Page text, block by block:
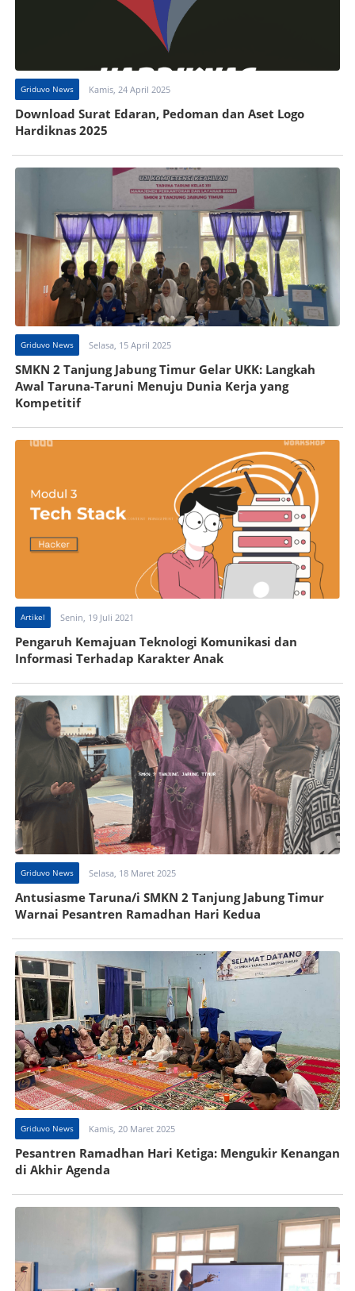
Griduvo News Kamis, 24 April 2025
Download Surat Edaran, Pedoman dan Aset Logo
Hardiknas 2025
Griduvo News Selasa, 15 April 2025
SMKN 2 Tanjung Jabung Timur Gelar UKK: Langkah
Awal Taruna-Taruni Menuju Dunia Kerja yang
Kompetitif
Artikel Senin, 19 Juli 2021
Pengaruh Kemajuan Teknologi Komunikasi dan
Informasi Terhadap Karakter Anak
Griduvo News Selasa, 18 Maret 2025
Antusiasme Taruna/i SMKN 2 Tanjung Jabung Timur
Warnai Pesantren Ramadhan Hari Kedua
Griduvo News Kamis, 20 Maret 2025
Pesantren Ramadhan Hari Ketiga: Mengukir Kenangan
di Akhir Agenda